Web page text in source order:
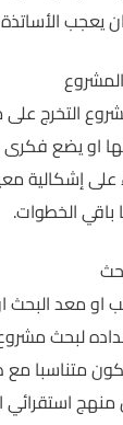
يعجب
التخرج
او يضع
على إشكالية
الخطوات.
معد البحث
لبحث
متناسبا
استقرائي